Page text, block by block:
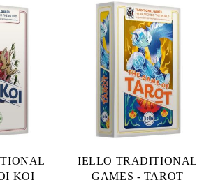
KOI
IELLO TRADITIONAL
GAMES - TAROT